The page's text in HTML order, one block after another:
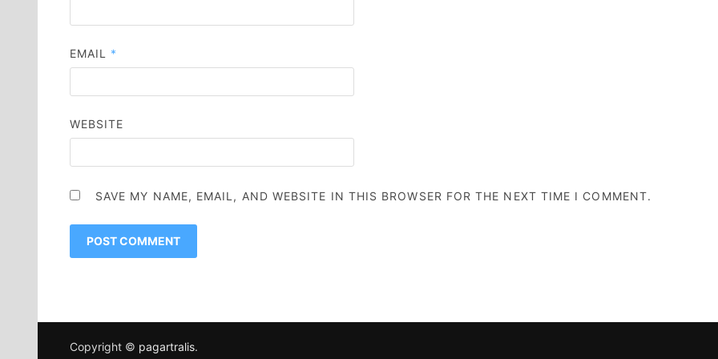
EMAIL *
WEBSITE
SAVE MY NAME, EMAIL, AND WEBSITE IN THIS BROWSER FOR THE NEXT TIME I COMMENT.
Copyright © pagartralis.